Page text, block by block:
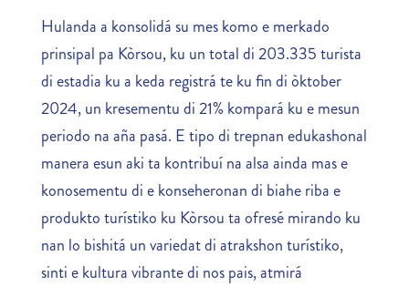
Hulanda a konsolidá su mes komo e merkado
prinsipal pa Kòrsou, ku un total di 203.335 turista
di estadia ku a keda registrá te ku fin di òktober
2024, un kresementu di 21% kompará ku e mesun
periodo na aña pasá. E tipo di trepnan edukashonal
manera esun aki ta kontribuí na alsa ainda mas e
konosementu di e konseheronan di biahe riba e
produkto turístiko ku Kòrsou ta ofresé mirando ku
nan lo bishitá un variedat di atrakshon turístiko,
sinti e kultura vibrante di nos pais, atmirá